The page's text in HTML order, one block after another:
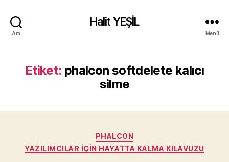
Ara
Halit YEŞİL
Menü
Etiket: phalcon softdelete kalıcı
silme
Kategoriler
PHALCON
YAZILIMCILAR İÇIN HAYATTA KALMA KILAVUZU